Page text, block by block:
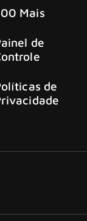
Mais
de
de